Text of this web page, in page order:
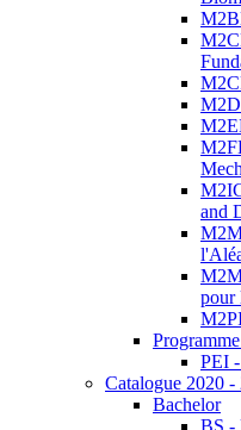
and
pour
PEI
Catalogue 2020 -
Bachelor
BS -